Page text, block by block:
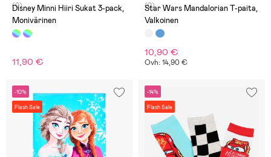
(0)
Disney Minni Hiiri Sukat 3-pack,
Monivärinen
11,90 €
(0)
Star Wars Mandalorian T-paita,
Valkoinen
10,90 €
Ovh: 14,90 €
-10%
Flash Sale
-14%
Flash Sale